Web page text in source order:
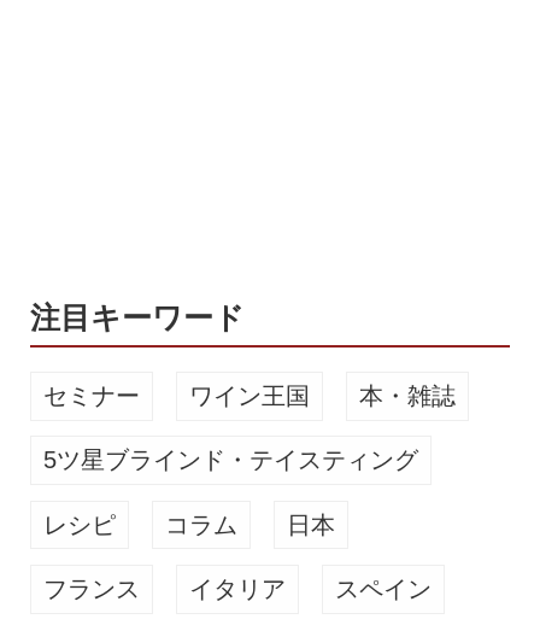
注目キーワード
セミナー ワイン王国 本・雑誌
5ツ星ブラインド・テイスティング
レシピ コラム 日本
フランス イタリア スペイン